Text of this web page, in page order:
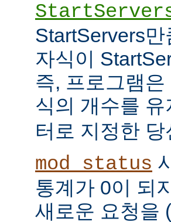
StartServers
자식이
즉, 프로그램
식의 개수를 유
터로 지정한
mod_status
통계가 0이 되지
새로운 요청을